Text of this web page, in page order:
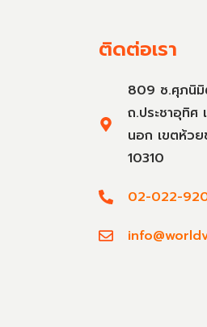
ติดต่อเรา
809 ซ.ศุภนิ
ถ.ประชาอุทิศ
นอก เขตห้ว
10310
02-022-